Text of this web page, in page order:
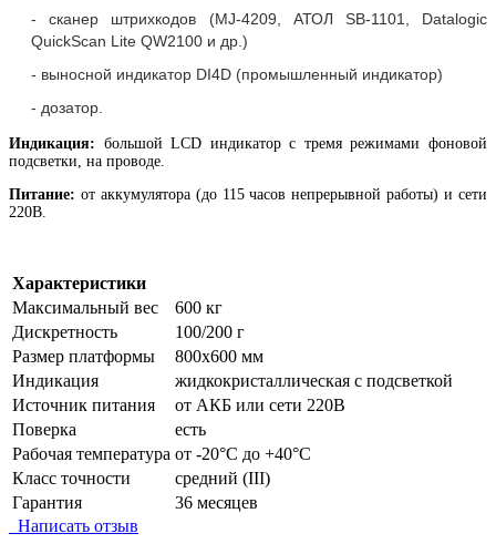
- сканер штрихкодов (MJ-4209, АТОЛ SB-1101, Datalogic
QuickScan Lite QW2100 и др.)
- выносной индикатор DI4D (промышленный индикатор)
- дозатор.
Индикация: большой LCD индикатор с тремя режимами фоновой
подсветки, на проводе.
Питание: от аккумулятора (до 115 часов непрерывной работы) и сети
220В.
Характеристики
Максимальный вес
600 кг
Дискретность
100/200 г
Размер платформы
800х600 мм
Индикация
жидкокристаллическая с подсветкой
Источник питания
от АКБ или сети 220В
Поверка
есть
Рабочая температура от -20°C до +40°C
Класс точности
средний (III)
Гарантия
36 месяцев
Написать отзыв